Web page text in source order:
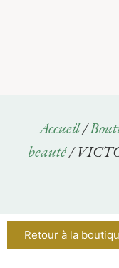
Accueil/
beauté/
Retour à la